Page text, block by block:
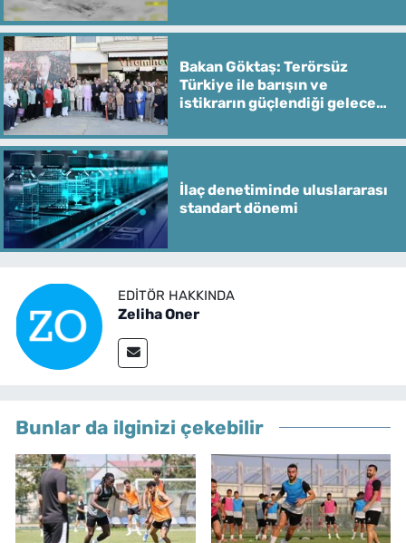
Bakan Göktaş: Terörsüz
Türkiye ile barışın ve
istikrarın güçlendiği gelecek
İlaç denetiminde uluslararası
standart dönemi
EDITÖR HAKKINDA
Zeliha Oner
Bunlar da ilginizi çekebilir